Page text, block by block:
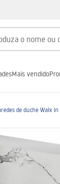
Mais vendido
de duche Walk In